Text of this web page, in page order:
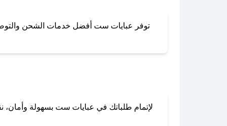
لا تقلق! يمكنك
توفر عبايات ست أفضل خدمات الشحن
لإتمام طلباتك في عبايات ست بسهولة وأمان،